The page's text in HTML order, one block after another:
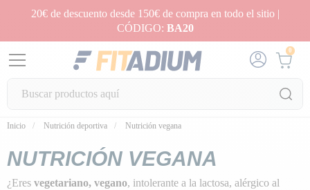
20€ de descuento desde 150€ de compra en todo el sitio |
CÓDIGO: BA20
0
Inicio Nutrición deportiva Nutrición vegana
NUTRICIÓN VEGANA
¿Eres vegetariano, vegano, intolerante a la lactosa, alérgico al